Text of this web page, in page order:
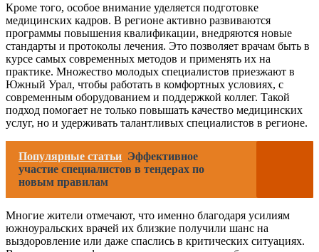
Кроме того, особое внимание уделяется подготовке
медицинских кадров. В регионе активно развиваются
программы повышения квалификации, внедряются новые
стандарты и протоколы лечения. Это позволяет врачам быть в
курсе самых современных методов и применять их на
практике. Множество молодых специалистов приезжают в
Южный Урал, чтобы работать в комфортных условиях, с
современным оборудованием и поддержкой коллег. Такой
подход помогает не только повышать качество медицинских
услуг, но и удерживать талантливых специалистов в регионе.
Популярные статьи Эффективное
участие специалистов в тендерах по
новым правилам
Многие жители отмечают, что именно благодаря усилиям
южноуральских врачей их близкие получили шанс на
выздоровление или даже спаслись в критических ситуациях.